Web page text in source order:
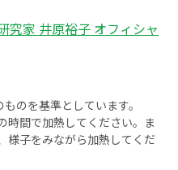
究家 井原裕子 オフィシャ
のを基準としています。
時間で加熱してください。ま
様子をみながら加熱してくだ